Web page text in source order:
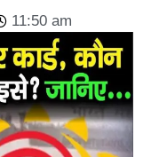
11:50 am